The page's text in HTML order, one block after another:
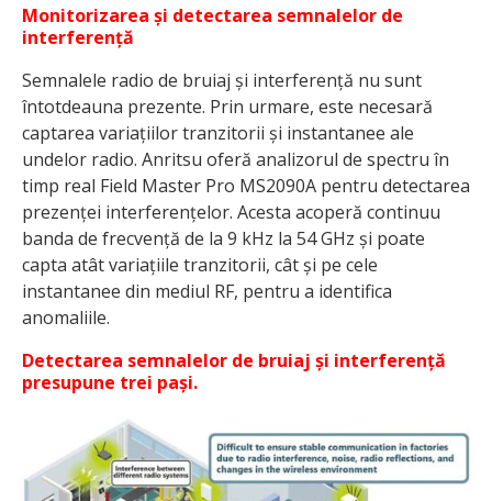
Monitorizarea și detectarea semnalelor de
interferență
Semnalele radio de bruiaj și interferență nu sunt
întotdeauna prezente. Prin urmare, este necesară
captarea variațiilor tranzitorii și instantanee ale
undelor radio. Anritsu oferă analizorul de spectru în
timp real Field Master Pro MS2090A pentru detectarea
prezenței interferențelor. Acesta acoperă continuu
banda de frecvență de la 9 kHz la 54 GHz și poate
capta atât variațiile tranzitorii, cât și pe cele
instantanee din mediul RF, pentru a identifica
anomaliile.
Detectarea semnalelor de bruiaj și interferență
presupune trei pași.